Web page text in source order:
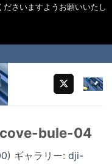
さいますようお願いいたし
bule-04
) ギャラリー: dji-